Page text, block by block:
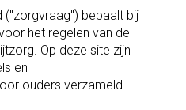
("zorgvraag") bepaalt bij
het regelen van de
Op deze site zijn
en
ouders verzameld.